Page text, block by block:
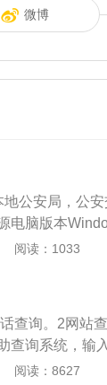
微博
公安局，公
电脑版本
）进入机
询终端查询。
。（操作来源
）如果是第一
。在软件首页
车辆，如果不
阅读：1033
查询。2网站
查询系统，输
阅读：8627